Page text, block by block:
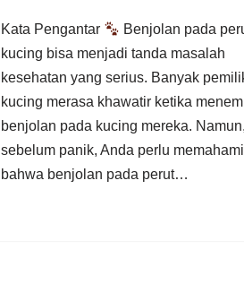
Kata Pengantar
Benjolan pada
kucing bisa menjadi tanda masalah
kesehatan yang serius. Banyak
kucing merasa khawatir ketika
benjolan pada kucing mereka. Namun,
sebelum panik, Anda perlu memahami
bahwa benjolan pada perut…